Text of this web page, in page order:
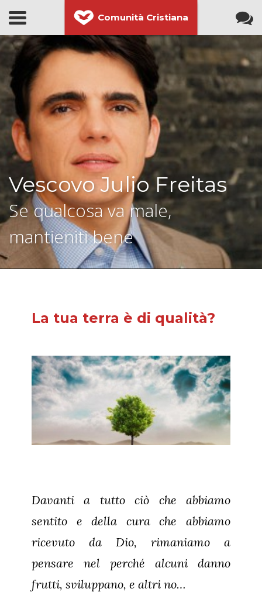
Comunità Cristiana
Vescovo Julio Freitas
Se qualcosa va male,
mantieniti bene
La tua terra è di qualità?
Davanti a tutto ciò che abbiamo
sentito e della cura che abbiamo
ricevuto da Dio, rimaniamo a
pensare nel perché alcuni danno
frutti, sviluppano, e altri no…